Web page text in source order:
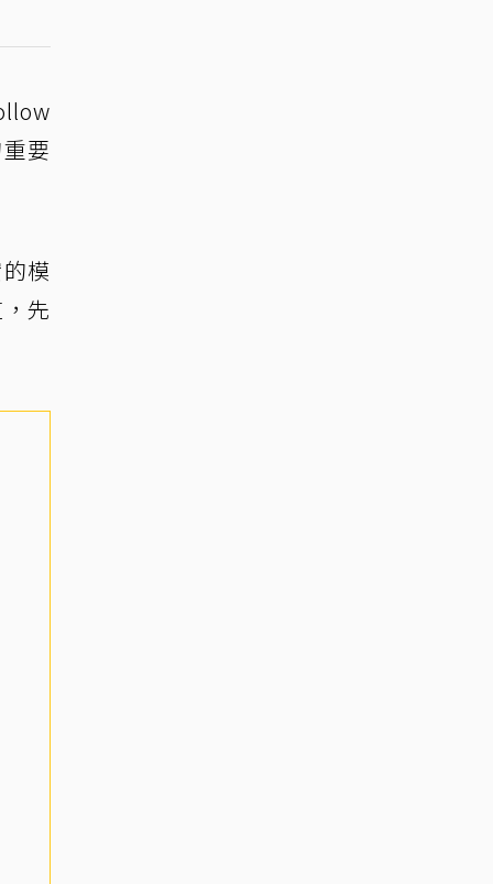
要
模
先